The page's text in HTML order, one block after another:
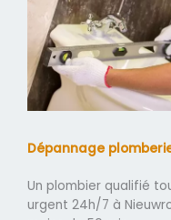
Dépannage
Un plombier qualifié
urgent 24h/7 à